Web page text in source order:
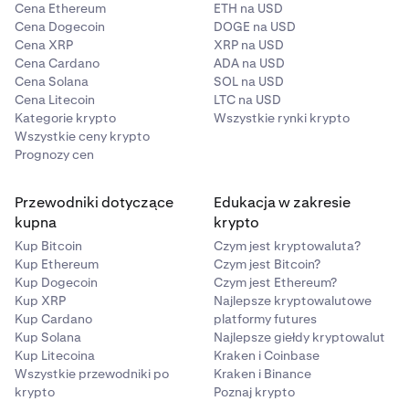
Cena Ethereum
Cena Dogecoin
Cena XRP
Cena Cardano
Cena Solana
Cena Litecoin
Kategorie krypto
Wszystkie ceny krypto
Prognozy cen
ETH na USD
DOGE na USD
XRP na USD
ADA na USD
SOL na USD
LTC na USD
Wszystkie rynki krypto
Przewodniki dotyczące
kupna
Kup Bitcoin
Kup Ethereum
Kup Dogecoin
Kup XRP
Kup Cardano
Kup Solana
Kup Litecoina
Wszystkie przewodniki po
krypto
Edukacja w zakresie
krypto
Czym jest kryptowaluta?
Czym jest Bitcoin?
Czym jest Ethereum?
Najlepsze kryptowalutowe
platformy futures
Najlepsze giełdy kryptowalut
Kraken i Coinbase
Kraken i Binance
Poznaj krypto